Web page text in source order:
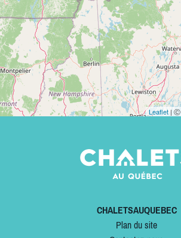
Leaflet | Ⓒ
CHALETSAUQUEBEC
Plan du site